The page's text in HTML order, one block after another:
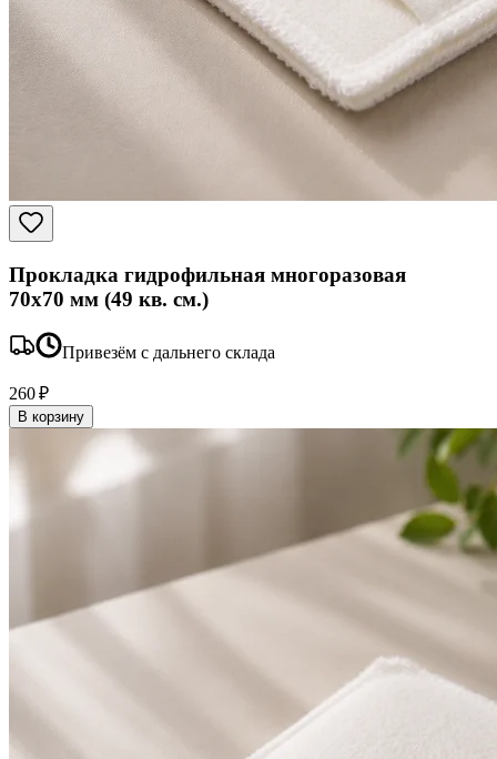
Прокладка гидрофильная многоразовая
70x70 мм (49 кв. см.)
Привезём с дальнего склада
260 ₽
В корзину